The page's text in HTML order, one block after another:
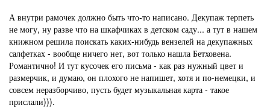
А внутри рамочек должно быть что-то написано. Декупаж терпеть
не могу, ну разве что на шкафчиках в детском саду... а тут в нашем
книжном решила поискать каких-нибудь вензелей на декупажных
салфетках - вообще ничего нет, вот только нашла Бетховена.
Романтично! И тут кусочек его письма - как раз нужный цвет и
размерчик, и думаю, он плохого не напишет, хотя и по-немецки, и
совсем неразборчиво, пусть будет музыкальная карта - такое
прислали))).